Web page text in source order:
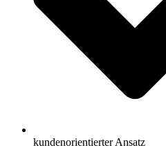
kundenorientierter Ansatz